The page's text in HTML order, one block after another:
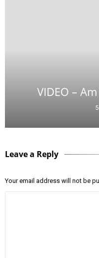
VIDEO –
Leave a Reply
Your email address will not be